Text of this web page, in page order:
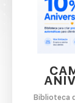
Biblioteca